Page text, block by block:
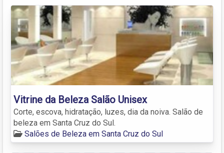
Vitrine da Beleza Salão Unisex
Corte, escova, hidratação, luzes, dia da noiva. Salão de
beleza em Santa Cruz do Sul.
Salões de Beleza em Santa Cruz do Sul